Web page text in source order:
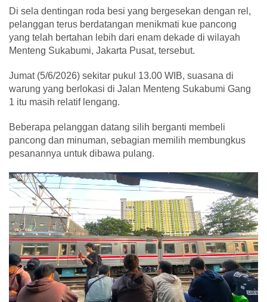
Di sela dentingan roda besi yang bergesekan dengan rel,
pelanggan terus berdatangan menikmati kue pancong
yang telah bertahan lebih dari enam dekade di wilayah
Menteng Sukabumi, Jakarta Pusat, tersebut.
Jumat (5/6/2026) sekitar pukul 13.00 WIB, suasana di
warung yang berlokasi di Jalan Menteng Sukabumi Gang
1 itu masih relatif lengang.
Beberapa pelanggan datang silih berganti membeli
pancong dan minuman, sebagian memilih membungkus
pesanannya untuk dibawa pulang.